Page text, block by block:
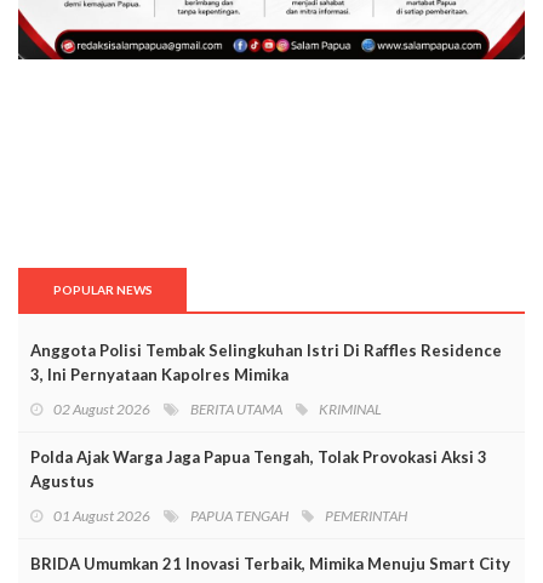
POPULAR NEWS
Anggota Polisi Tembak Selingkuhan Istri Di Raffles Residence
3, Ini Pernyataan Kapolres Mimika
02 August 2026 BERITA UTAMA KRIMINAL
Polda Ajak Warga Jaga Papua Tengah, Tolak Provokasi Aksi 3
Agustus
01 August 2026 PAPUA TENGAH PEMERINTAH
BRIDA Umumkan 21 Inovasi Terbaik, Mimika Menuju Smart City